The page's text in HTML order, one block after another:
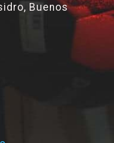
Buenos